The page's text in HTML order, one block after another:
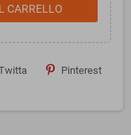
CARRELLO
Pinterest